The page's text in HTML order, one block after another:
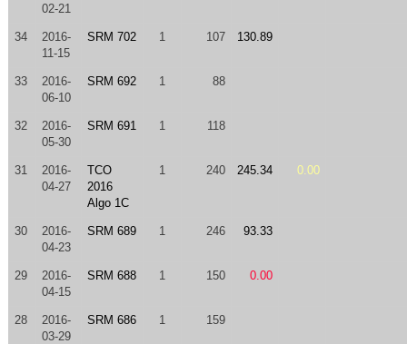
02-21
34
2016-
11-15
SRM 702 1 107 130.89
33
2016-
06-10
SRM 692 1 88
32
2016-
05-30
SRM 691 1 118
31
2016-
04-27
TCO
2016
Algo 1C
1 240 245.34 0.00
30
2016-
04-23
SRM 689 1 246 93.33
29
2016-
04-15
SRM 688 1 150 0.00
28
2016-
03-29
SRM 686 1 159